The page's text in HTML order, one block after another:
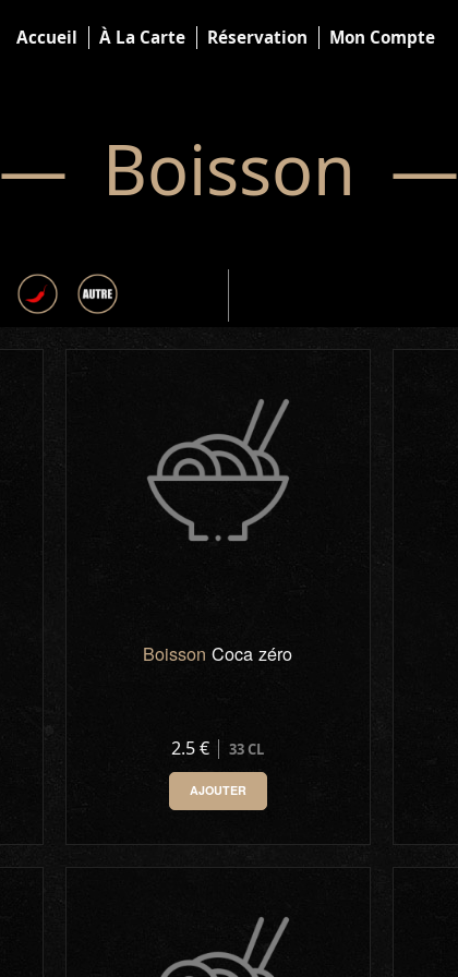
Accueil À La Carte Réservation Mon Compte
— Boisson —
Boisson Coca zéro
2.5 € 33 CL
AJOUTER